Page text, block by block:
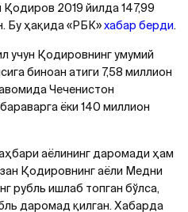
2019 йилда 147,99
Бу ҳақида «РБК»хабар берди.
учун Қодировнинг умумий
биноан атиги 7,58 миллион
Чеченистон
ёки 140 миллион
аёлининг даромади ҳам
Қодировнинг аёли Медни
рубль ишлаб топган бўлса,
даромад қилган. Хабарда